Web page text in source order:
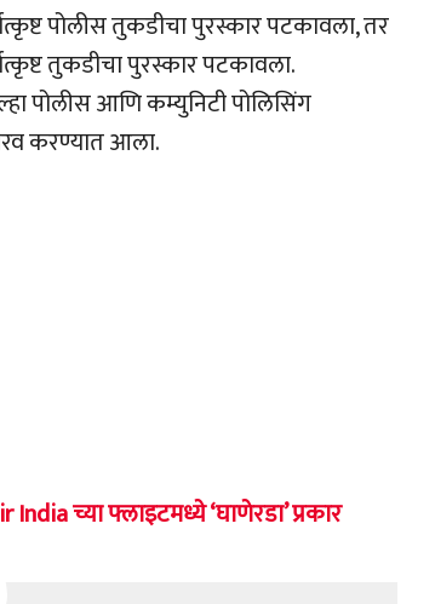
पोलीस तुकडीचा पुरस्कार पटकावला, तर
तुकडीचा पुरस्कार पटकावला.
पोलीस आणि कम्युनिटी पोलिसिंग
करण्यात आला.
च्या फ्लाइटमध्ये ‘घाणेरडा’ प्रकार